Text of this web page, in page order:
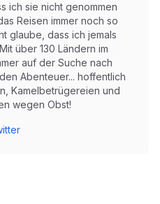
ich sie nicht genommen
Reisen immer noch so
glaube, dass ich jemals
über 130 Ländern im
auf der Suche nach
Abenteuer... hoffentlich
Kamelbetrügereien und
wegen Obst!